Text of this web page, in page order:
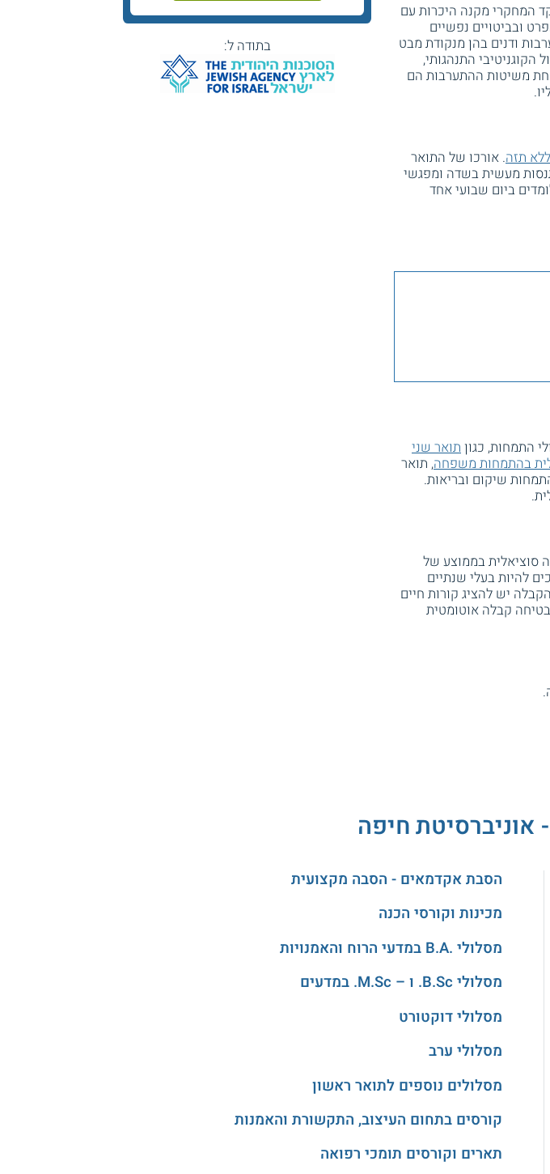
המחקרי מקנה היכרות עם
ובביטויים נפשיים
ודנים בהן מנקודת מבט
הקוגניטיבי התנהגותי,
משיטות ההתערבות הם
תזה. אורכו של התואר
מעשית בשדה ומפגשי
ביום שבועי אחד
התמחות, כגון תואר שני
בהתמחות משפחה, תואר
שיקום ובריאות.
סוציאלית בממוצע של
צריכים להיות בעלי שנתיים
יש להציג קורות חיים
קבלה אוטומטית
בתודה ל:
אוניברסיטת חיפה
הסבת אקדמאים - הסבה מקצועית
מכינות וקורסי הכנה
מסלולי .B.A במדעי הרוח והאמנויות
מסלולי B.Sc. ו – M.Sc. במדעים
מסלולי דוקטורט
מסלולי ערב
מסלולים נוספים לתואר ראשון
קורסים בתחום העיצוב, התקשורת והאמנות
תארים וקורסים תומכי רפואה